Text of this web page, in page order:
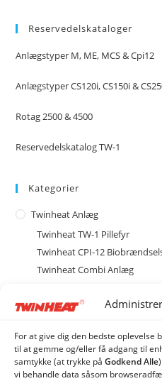
For at give dig den bedste oplevelse
til at gemme og/eller få adgang til
samtykke (at trykke på Godkend Alle
vi behandle data såsom
Reservedelskataloger
Anlægstyper M, ME, MCS & Cpi12
Anlægstyper CS120i, CS150i &
Rotag 2500 & 4500
Reservedelskatalog TW-1
Kategorier
Twinheat Anlæg
Twinheat TW-1 Pillefyr
Twinheat CPI-12
Twinheat Combi Anlæg
Type MCS med cellesluse
ME20
ME40